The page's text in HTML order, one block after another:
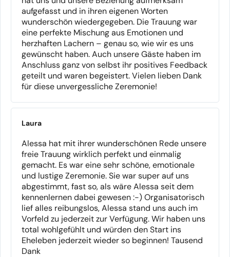
aufgefasst und in ihren eigenen Worten
wunderschön wiedergegeben. Die Trauung war
eine perfekte Mischung aus Emotionen und
herzhaften Lachern – genau so, wie wir es uns
gewünscht haben. Auch unsere Gäste haben im
Anschluss ganz von selbst ihr positives Feedback
geteilt und waren begeistert. Vielen lieben Dank
für diese unvergessliche Zeremonie!
Laura
Alessa hat mit ihrer wunderschönen Rede unsere
freie Trauung wirklich perfekt und einmalig
gemacht. Es war eine sehr schöne, emotionale
und lustige Zeremonie. Sie war super auf uns
abgestimmt, fast so, als wäre Alessa seit dem
kennenlernen dabei gewesen :-) Organisatorisch
lief alles reibungslos, Alessa stand uns auch im
Vorfeld zu jederzeit zur Verfügung. Wir haben uns
total wohlgefühlt und würden den Start ins
Eheleben jederzeit wieder so beginnen! Tausend
Dank